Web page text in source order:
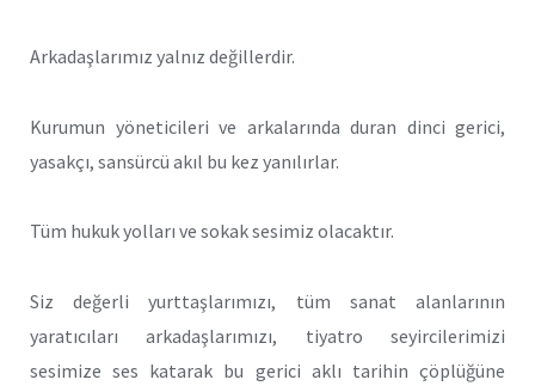
Arkadaşlarımız yalnız değillerdir.
Kurumun yöneticileri ve arkalarında duran dinci gerici,
yasakçı, sansürcü akıl bu kez yanılırlar.
Tüm hukuk yolları ve sokak sesimiz olacaktır.
Siz değerli yurttaşlarımızı, tüm sanat alanlarının
yaratıcıları arkadaşlarımızı, tiyatro seyircilerimizi
sesimize ses katarak bu gerici aklı tarihin çöplüğüne